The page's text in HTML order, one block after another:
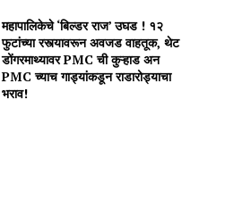
महापालिकेचे ‘बिल्डर राज’ उघड ! १२
फुटांच्या रस्त्यावरून अवजड वाहतूक, थेट
डोंगरमाथ्यावर PMC ची कुऱ्हाड अन
PMC च्याच गाड्यांकडून राडारोड्याचा
भराव!